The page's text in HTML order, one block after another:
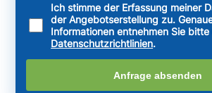
Ich stimme der Erfassung meiner
der Angebotserstellung zu.
Informationen entnehmen Sie bitte
Datenschutzrichtlinien.
Anfrage absenden